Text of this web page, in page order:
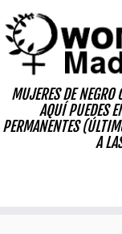
to
content
MUJERES DE
AQUÍ PUEDES
PERMANENTES
A